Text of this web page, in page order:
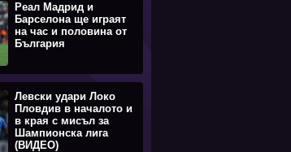
Реал Мадрид и
Барселона ще играят
на час и половина от
България
Левски удари Локо
Пловдив в началото и
в края с мисъл за
Шампионска лига
(ВИДЕО)